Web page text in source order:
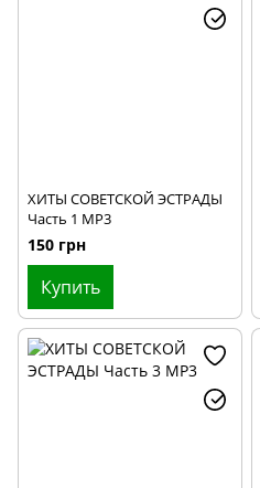
ХИТЫ СОВЕТСКОЙ ЭСТРАДЫ
Часть 1 MP3
150 грн
Купить